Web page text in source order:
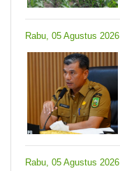
Rabu, 05 Agustus 2026
Rabu, 05 Agustus 2026